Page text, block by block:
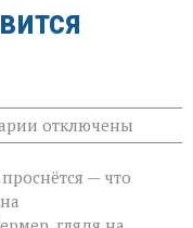
к
записи
вулкан
отключены
— что